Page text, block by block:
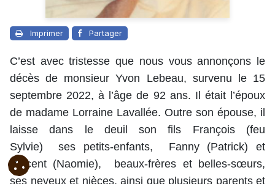
Imprimer Partager
C’est avec tristesse que nous vous annonçons le
décès de monsieur Yvon Lebeau, survenu le 15
septembre 2022, à l’âge de 92 ans. Il était l’époux
de madame Lorraine Lavallée. Outre son épouse, il
laisse dans le deuil son fils François (feu
Sylvie) ses petits-enfants, Fanny (Patrick) et
Vincent (Naomie), beaux-frères et belles-sœurs,
ses neveux et nièces, ainsi que plusieurs parents et